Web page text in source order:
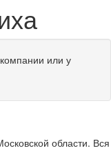
или у
области. Вся